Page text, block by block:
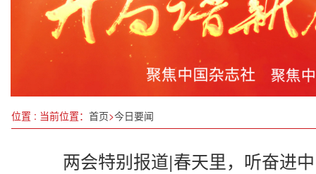
绥化“招商之冬”安达专场集中签约
广东：“百万英才汇南粤”招聘会盛大举行
位置 : 当前位置： 首页>今日要闻
两会特别报道|春天里，听奋进